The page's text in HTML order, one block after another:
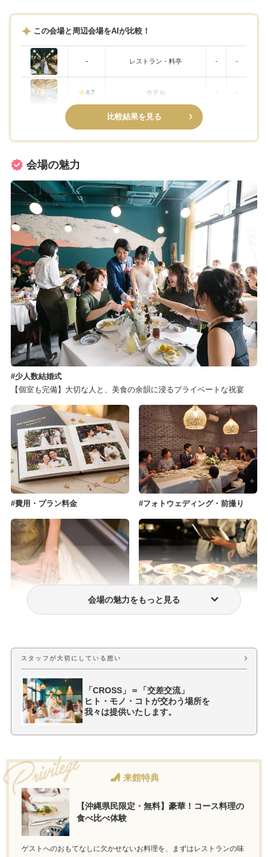
この会場と周辺会場をAIが比較！
- レストラン・料亭 - -
4.7 ホテル - -
比較結果を見る
会場の魅力
少人数結婚式
【個室も完備】大切な人と、美食の余韻に浸るプライベートな祝宴
費用・プラン料金 フォトウェディング・前撮り
会場の魅力をもっと見る
スタッフが大切にしている想い
「CROSS」＝「交差交流」
ヒト・モノ・コトが交わう場所を
我々は提供いたします。
来館特典
【沖縄県民限定・無料】豪華！コース料理の
食べ比べ体験
ゲストへのおもてなしに欠かせないお料理を、まずはレストランの味